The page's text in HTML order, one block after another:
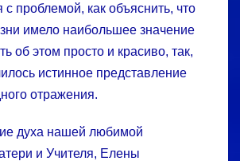
с проблемой, как объяснить, что
имело наибольшее значение
об этом просто и красиво, так,
истинное представление
отражения.
духа нашей любимой
и Учителя, Елены